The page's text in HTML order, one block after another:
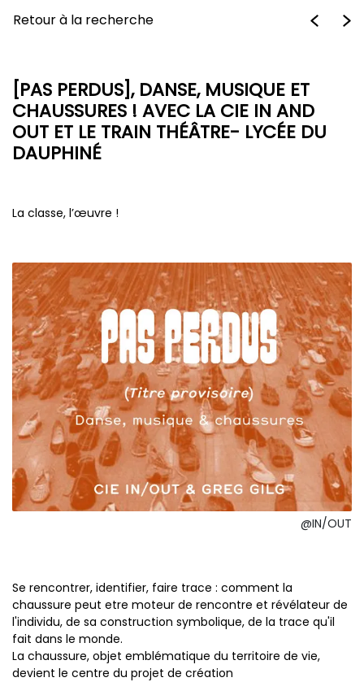
Retour à la recherche
[PAS PERDUS], DANSE, MUSIQUE ET
CHAUSSURES ! AVEC LA CIE IN AND
OUT ET LE TRAIN THÉÂTRE- LYCÉE DU
DAUPHINÉ
La classe, l’œuvre !
@IN/OUT
Se rencontrer, identifier, faire trace : comment la
chaussure peut etre moteur de rencontre et révélateur de
l'individu, de sa construction symbolique, de la trace qu'il
fait dans le monde.
La chaussure, objet emblématique du territoire de vie,
devient le centre du projet de création